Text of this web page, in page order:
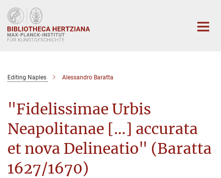
Hauptinhalt
Editing Naples Alessandro Baratta
"Fidelissimae Urbis
Neapolitanae […] accurata
et nova Delineatio" (Baratta
1627/1670)